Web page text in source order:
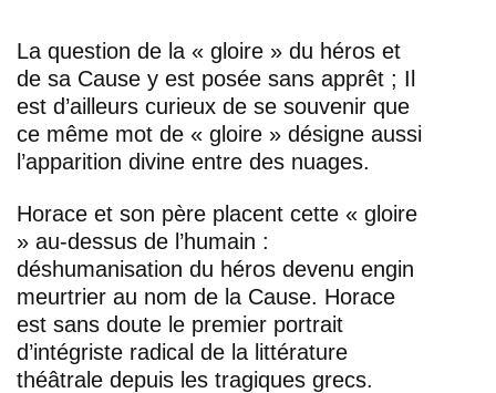
La question de la « gloire » du héros et
de sa Cause y est posée sans apprêt ; Il
est d’ailleurs curieux de se souvenir que
ce même mot de « gloire » désigne aussi
l’apparition divine entre des nuages.
Horace et son père placent cette « gloire
» au-dessus de l’humain :
déshumanisation du héros devenu engin
meurtrier au nom de la Cause. Horace
est sans doute le premier portrait
d’intégriste radical de la littérature
théâtrale depuis les tragiques grecs.